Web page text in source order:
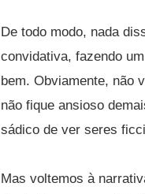
De todo modo, nada
convidativa, fazendo
bem. Obviamente, não
não fique ansioso
sádico de ver seres
Mas voltemos à